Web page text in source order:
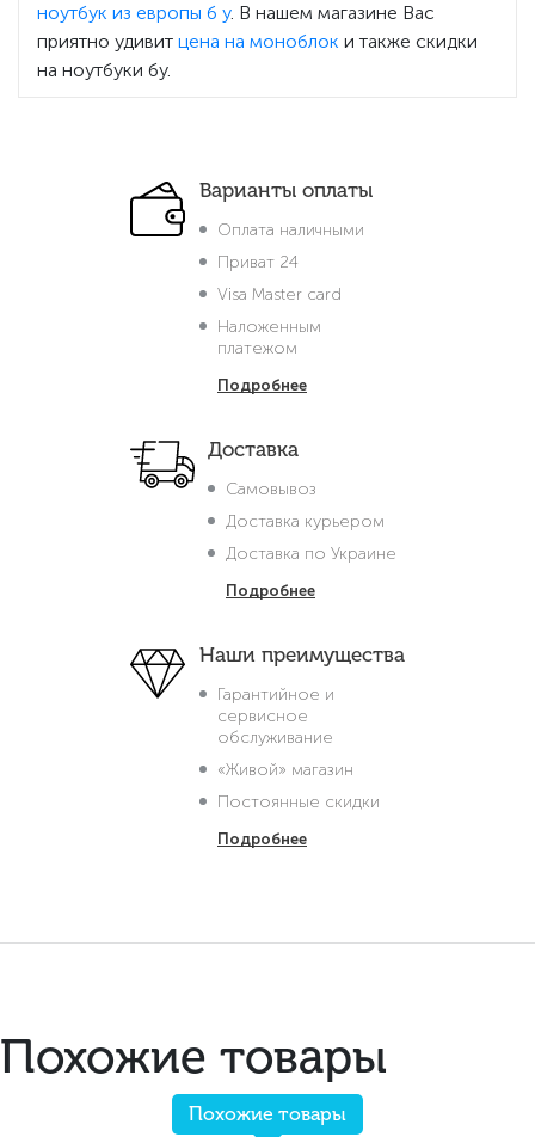
ноутбук из европы б у. В нашем магазине Вас
приятно удивит цена на моноблок и также скидки
на ноутбуки бу.
Варианты оплаты
Оплата наличными
Приват 24
Visa Master card
Наложенным
платежом
Подробнее
Доставка
Самовывоз
Доставка курьером
Доставка по Украине
Подробнее
Наши преимущества
Гарантийное и
сервисное
обслуживание
«Живой» магазин
Постоянные скидки
Подробнее
Похожие товары
Похожие товары